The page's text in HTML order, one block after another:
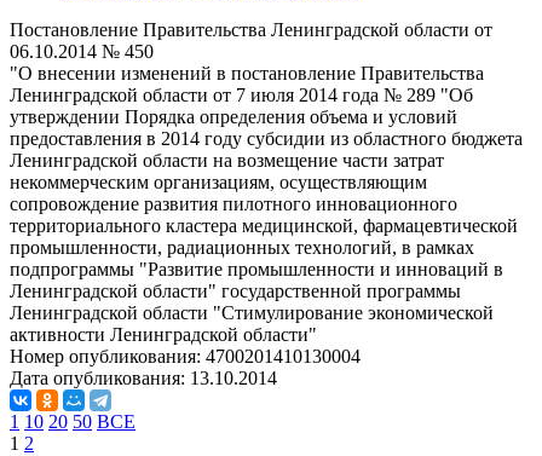
Постановление Правительства Ленинградской области от
06.10.2014 № 450
"О внесении изменений в постановление Правительства
Ленинградской области от 7 июля 2014 года № 289 "Об
утверждении Порядка определения объема и условий
предоставления в 2014 году субсидии из областного бюджета
Ленинградской области на возмещение части затрат
некоммерческим организациям, осуществляющим
сопровождение развития пилотного инновационного
территориального кластера медицинской, фармацевтической
промышленности, радиационных технологий, в рамках
подпрограммы "Развитие промышленности и инноваций в
Ленинградской области" государственной программы
Ленинградской области "Стимулирование экономической
активности Ленинградской области"
Номер опубликования: 4700201410130004
Дата опубликования: 13.10.2014
1 10 20 50 ВСЕ
1 2